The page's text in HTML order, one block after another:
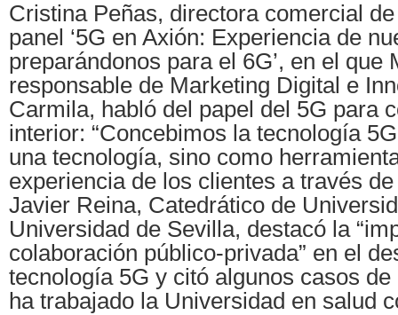
Cristina Peñas, directora comercial
panel ‘5G en Axión: Experiencia de
preparándonos para el 6G’, en el que
responsable de Marketing Digital e
Carmila, habló del papel del 5G para
interior: “Concebimos la tecnología
una tecnología, sino como
experiencia de los clientes a través
Javier Reina, Catedrático de
Universidad de Sevilla, destacó la
colaboración público-privada” en el
tecnología 5G y citó algunos casos
ha trabajado la Universidad en salud